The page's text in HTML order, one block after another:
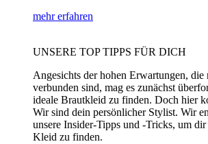
mehr erfahren
UNSERE TOP TIPPS FÜR DICH
Angesichts der hohen Erwartungen,
verbunden sind, mag es zunächst
ideale Brautkleid zu finden. Doch hier
Wir sind dein persönlicher Stylist. Wir
unsere Insider-Tipps und -Tricks, um
Kleid zu finden.